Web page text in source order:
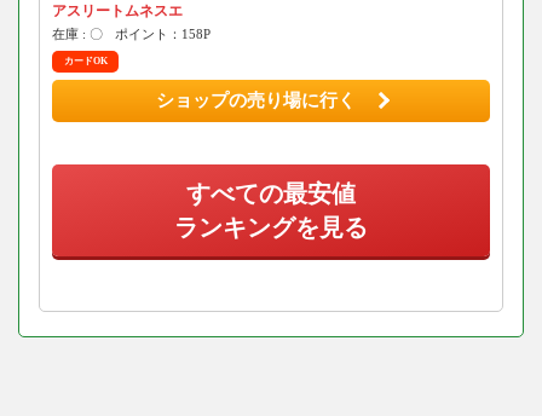
アスリートムネスエ
在庫 : 〇 ポイント：158P
カードOK
ショップの売り場に行く
すべての最安値
ランキングを見る